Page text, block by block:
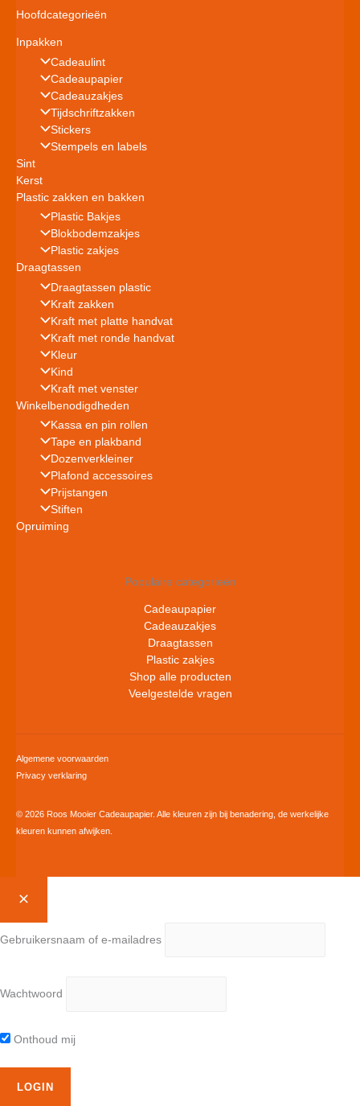
Hoofdcategorieën
Inpakken
Cadeaulint
Cadeaupapier
Cadeauzakjes
Tijdschriftzakken
Stickers
Stempels en labels
Sint
Kerst
Plastic zakken en bakken
Plastic Bakjes
Blokbodemzakjes
Plastic zakjes
Draagtassen
Draagtassen plastic
Kraft zakken
Kraft met platte handvat
Kraft met ronde handvat
Kleur
Kind
Kraft met venster
Winkelbenodigdheden
Kassa en pin rollen
Tape en plakband
Dozenverkleiner
Plafond accessoires
Prijstangen
Stiften
Opruiming
Populaire categorieën
Cadeaupapier
Cadeauzakjes
Draagtassen
Plastic zakjes
Shop alle producten
Veelgestelde vragen
© 2026 Roos Mooier Cadeaupapier. Alle kleuren zijn bij benadering, de werkelijke
kleuren kunnen afwijken.
Algemene voorwaarden
Privacy verklaring
Gebruikersnaam of e-mailadres
Wachtwoord
Onthoud mij